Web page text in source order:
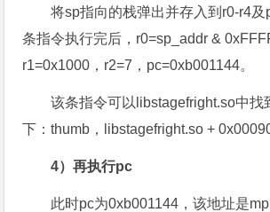
将sp指向的栈弹出并存入到r0-r4
条指令执行完后，r0=sp_addr &
r1=0x1000，r2=7，pc=0xb001144。
该条指令可以libstagefright.so中找
下：thumb，libstagefright.so +
4）再执行pc
此时pc为0xb001144，该地址是